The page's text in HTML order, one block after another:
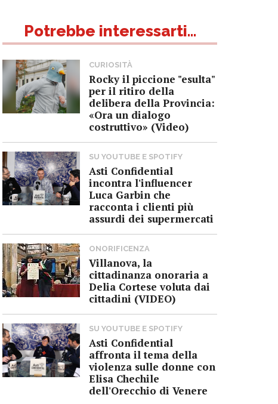
Potrebbe interessarti...
CURIOSITÀ
Rocky il piccione "esulta"
per il ritiro della
delibera della Provincia:
«Ora un dialogo
costruttivo» (Video)
SU YOUTUBE E SPOTIFY
Asti Confidential
incontra l'influencer
Luca Garbin che
racconta i clienti più
assurdi dei supermercati
ONORIFICENZA
Villanova, la
cittadinanza onoraria a
Delia Cortese voluta dai
cittadini (VIDEO)
SU YOUTUBE E SPOTIFY
Asti Confidential
affronta il tema della
violenza sulle donne con
Elisa Chechile
dell'Orecchio di Venere